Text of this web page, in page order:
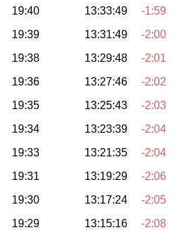
19:40 13:33:49
-1:59
19:39 13:31:49
-2:00
19:38 13:29:48
-2:01
19:36 13:27:46
-2:02
19:35 13:25:43
-2:03
19:34 13:23:39
-2:04
19:33 13:21:35
-2:04
19:31 13:19:29
-2:06
19:30 13:17:24
-2:05
19:29 13:15:16
-2:08